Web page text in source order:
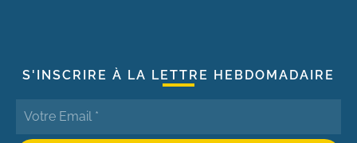
S'INSCRIRE À LA LETTRE HEBDOMADAIRE